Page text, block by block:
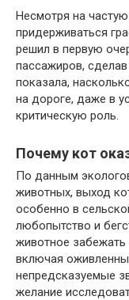
Несмотря на
придерживаться
решил в первую
пассажиров,
показала,
на дороге, даже в
критическую роль.
Почему кот
По данным
животных, выход
особенно в
любопытство и
животное
включая
непредсказуемые
желание